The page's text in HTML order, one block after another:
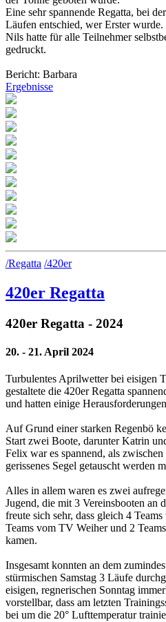
Eine sehr spannende Regatta, bei
Läufen entschied, wer Erster wurde.
Nils hatte für alle Teilnehmer
gedruckt.
Bericht: Barbara
Ergebnisse
/Regatta /420er
420er Regatta
420er Regatta - 2024
20. - 21. April 2024
Turbulentes Aprilwetter bei eisigen
gestaltete die 420er Regatta
und hatten einige
Auf Grund einer starken Regenbö
Start zwei Boote, darunter Katrin
Felix war es spannend, als
gerissenes Segel getauscht werden
Alles in allem waren es zwei
Jugend, die mit 3 Vereinsbooten an
freute sich sehr, dass gleich 4
Teams vom TV Weiher und 2
kamen.
Insgesamt konnten an dem
stürmischen Samstag 3 Läufe
eisigen, regnerischen Sonntag
vorstellbar, dass am letzten
bei um die 20° Lufttemperatur